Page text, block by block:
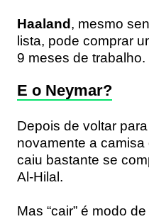
Haaland, mesmo
lista, pode comprar
9 meses de trabalho.
E o Neymar?
Depois de voltar
novamente a
caiu bastante se
Al-Hilal.
Mas “cair” é modo